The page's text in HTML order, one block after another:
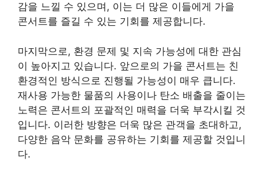
감을 느낄 수 있으며, 이는 더 많은 이들에게 가을
콘서트를 즐길 수 있는 기회를 제공합니다.
마지막으로, 환경 문제 및 지속 가능성에 대한 관심
이 높아지고 있습니다. 앞으로의 가을 콘서트는 친
환경적인 방식으로 진행될 가능성이 매우 큽니다.
재사용 가능한 물품의 사용이나 탄소 배출을 줄이는
노력은 콘서트의 포괄적인 매력을 더욱 부각시킬 것
입니다. 이러한 방향은 더욱 많은 관객을 초대하고,
다양한 음악 문화를 공유하는 기회를 제공할 것입니
다.